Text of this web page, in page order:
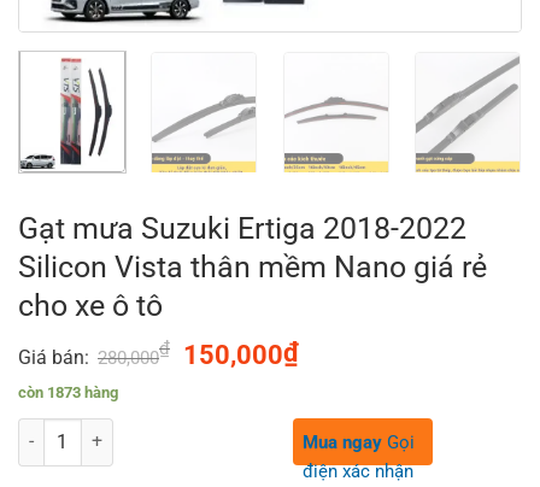
Gạt mưa Suzuki Ertiga 2018-2022
Silicon Vista thân mềm Nano giá rẻ
cho xe ô tô
Giá bán: 280,000₫
Original
280,000₫.
150,000₫Current
150,000₫.
còn 1873 hàng
Số lượng Mua ngay Gọi
điện xác nhận